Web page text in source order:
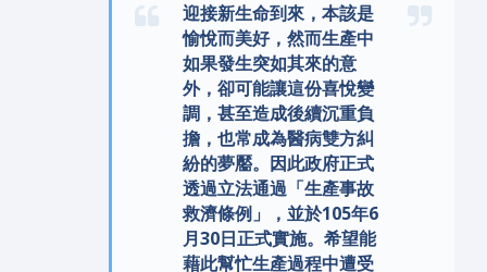
迎接新生命到來，本該是
愉悅而美好，然而生產中
如果發生突如其來的意
外，卻可能讓這份喜悅變
調，甚至造成後續沉重負
擔，也常成為醫病雙方糾
紛的夢靨。因此政府正式
透過立法通過「生產事故
救濟條例」，並於105年6
月30日正式實施。希望能
藉此幫忙生產過程中遭受